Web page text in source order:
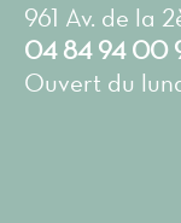
961 Av. de la
04 84 94 00
Ouvert du